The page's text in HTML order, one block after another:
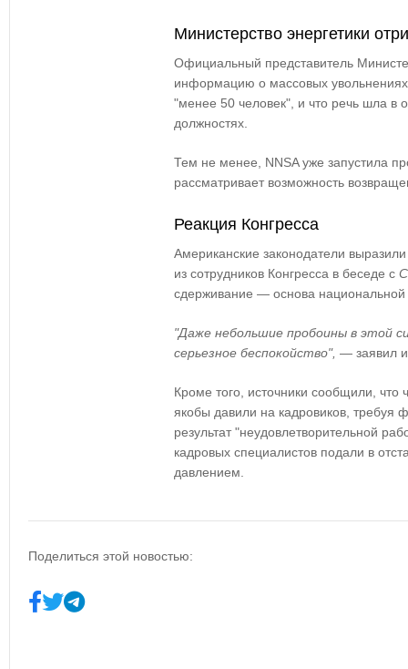
Министерство энергетики
Официальный представитель
информацию о массовых увольнениях
"менее 50 человек" , и что речь шла в
должностях
Тем не менее, NNSA уже запустила
рассматривает возможность
Реакция Конгресса
Американские законодатели
из сотрудников Конгресса в беседе с
сдерживание — основа
"Даже небольшие пробоины в этой
серьезное беспокойство", — заявил
Кроме того, источники сообщили, что
якобы давили на кадровиков , требуя
результат "неудовлетворительной
кадровых специалистов подали в
давлением
Поделиться этой новостью: